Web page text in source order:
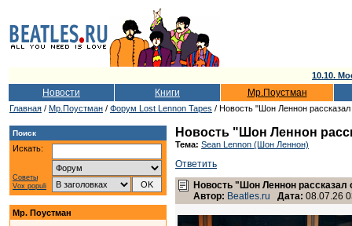
10.10.
Новости Книги Мр.Поустман
Главная / Мр.Поустман / Форум Lost Lennon Tapes / Новость "Шон Леннон
Поиск
Искать:
Советы
Vox populi
Мр. Поустман
Новость "Шон Леннон
Тема: Sean Lennon (Шон Леннон)
Ответить
Новость "Шон Леннон
Автор: Beatles.ru Дата: 08.07.26